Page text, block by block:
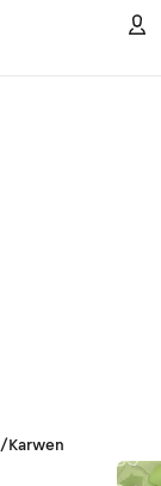
/Karwendel